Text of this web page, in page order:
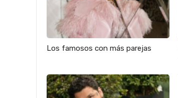
Los famosos con más parejas